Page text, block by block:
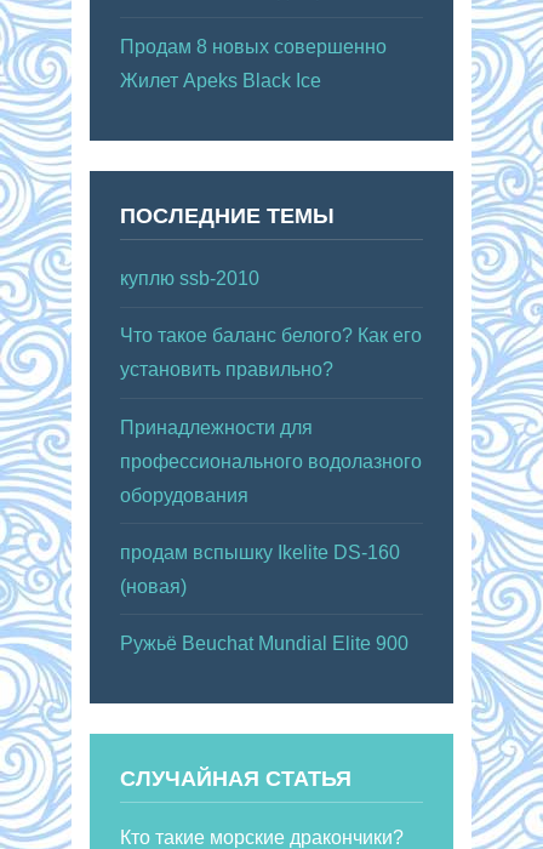
Продам 8 новых совершенно
Жилет Apeks Black Ice
ПОСЛЕДНИЕ ТЕМЫ
куплю ssb-2010
Что такое баланс белого? Как его
установить правильно?
Принадлежности для
профессионального водолазного
оборудования
продам вспышку Ikelite DS-160
(новая)
Ружьё Beuchat Mundial Elite 900
СЛУЧАЙНАЯ СТАТЬЯ
Кто такие морские дракончики?